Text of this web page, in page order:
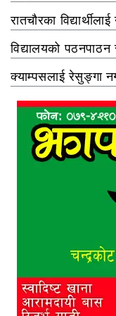
रातचौरका
विद्यालयको पठनपाठन
क्याम्पसलाई रेसुङ्गा